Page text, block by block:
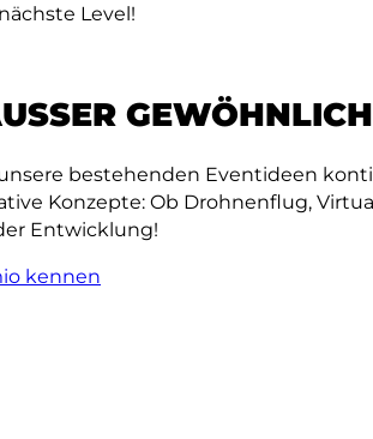
Level!
bestehenden Eventideen
Konzepte: Ob Drohnenflug,
Entwicklung!
kennen